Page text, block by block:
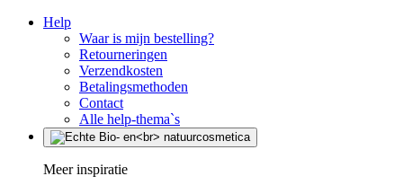
Help
Waar is mijn bestelling?
Retourneringen
Verzendkosten
Betalingsmethoden
Contact
Alle help-thema`s
Meer inspiratie